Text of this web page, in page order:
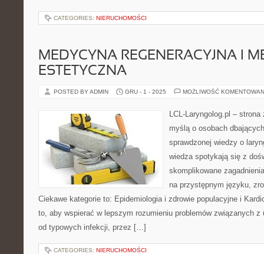
CATEGORIES: NIERUCHOMOŚCI
MEDYCYNA REGENERACYJNA I
ESTETYCZNA
POSTED BY ADMIN GRU - 1 - 2025 MOŻLIWOŚĆ
LCL-Laryngolog.pl –
myślą o osobach
sprawdzonej wiedzy o
wiedza spotykają się z
skomplikowane
na przystępnym języku,
Ciekawe kategorie to: Epidemiologia i zdrowie populacyjne i
to, aby wspierać w lepszym rozumieniu problemów związanych z
od typowych infekcji, przez […]
CATEGORIES: NIERUCHOMOŚCI